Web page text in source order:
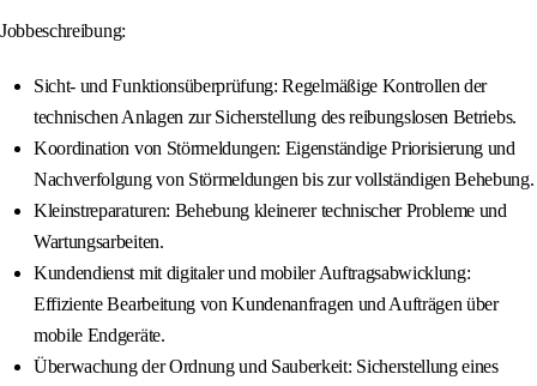
Jobbeschreibung:
Sicht- und Funktionsüberprüfung: Regelmäßige Kontrollen der
technischen Anlagen zur Sicherstellung des reibungslosen Betriebs.
Koordination von Störmeldungen: Eigenständige Priorisierung und
Nachverfolgung von Störmeldungen bis zur vollständigen Behebung.
Kleinstreparaturen: Behebung kleinerer technischer Probleme und
Wartungsarbeiten.
Kundendienst mit digitaler und mobiler Auftragsabwicklung:
Effiziente Bearbeitung von Kundenanfragen und Aufträgen über
mobile Endgeräte.
Überwachung der Ordnung und Sauberkeit: Sicherstellung eines